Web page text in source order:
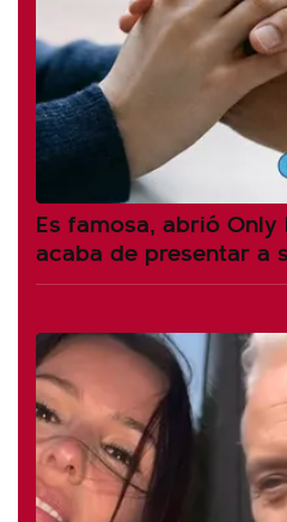
Es famosa, abrió
acaba de presentar a